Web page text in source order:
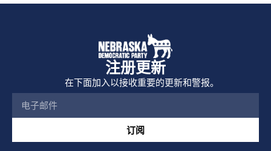
注册更新
在下面加入以接收重要的更新和警报。
订阅